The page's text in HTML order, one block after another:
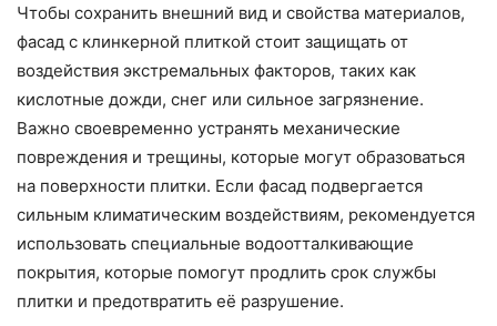
Чтобы сохранить внешний вид и свойства материалов,
фасад с клинкерной плиткой стоит защищать от
воздействия экстремальных факторов, таких как
кислотные дожди, снег или сильное загрязнение.
Важно своевременно устранять механические
повреждения и трещины, которые могут образоваться
на поверхности плитки. Если фасад подвергается
сильным климатическим воздействиям, рекомендуется
использовать специальные водоотталкивающие
покрытия, которые помогут продлить срок службы
плитки и предотвратить её разрушение.